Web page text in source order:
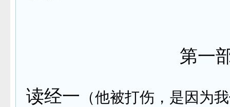
第一
读经一 （他被打伤，是因为